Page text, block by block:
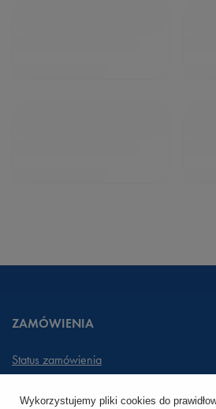
ZAMÓWIENIA
Status zamówienia
Wykorzystujemy pliki cookies do